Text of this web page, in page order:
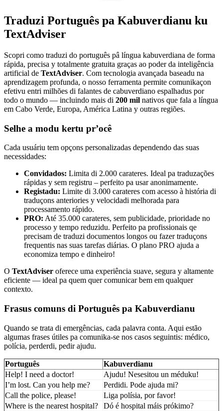
Traduzi Português pa Kabuverdianu ku
TextAdviser
Scopri como traduzi do português pâ língua kabuverdiana de forma
rápida, precisa y totalmente gratuita graças ao poder da inteligência
artificial de TextAdviser. Com tecnologia avançada baseadu na
aprendizagem profunda, o nosso ferramenta permite comunikaçon
efetivu entri milhões di falantes de cabuverdiano espalhadus por
todo o mundo — incluindo mais di 200 mil nativos que fala a língua
em Cabo Verde, Europa, América Latina y outras regiões.
Selhe a modu kertu pr’ocê
Cada usuáriu tem opçons personalizadas dependendo das suas
necessidades:
Convidados: Limita di 2.000 carateres. Ideal pa traduzações
rápidas y sem registru – perfeito pa usar anonimamente.
Registadu: Limite di 3.000 carateres com acesso à história di
traduçons anteriories y velocidadi melhorada para
processamento rápido.
PRO: Até 35.000 carateres, sem publicidade, prioridade no
processo y tempo reduzidu. Perfeito pa profissionais qe
precisam de traduzi documentos longos ou fazer traduçons
frequentis nas suas tarefas diárias. O plano PRO ajuda a
economiza tempo e dinheiro!
O TextAdviser oferece uma experiência suave, segura y altamente
eficiente — ideal pa quem quer comunicar bem em qualquer
contexto.
Frasus comuns di Português pa Kabuverdianu
Quando se trata di emergências, cada palavra conta. Aqui estão
algumas frases útiles pa comunika-se nos casos seguintis: médico,
polícia, perderdi, pedir ajudu.
Português
Kabuverdianu
Help! I need a doctor!
Ajudu! Nesesitou un méduku!
I’m lost. Can you help me?
Perdidi. Pode ajuda mi?
Call the police, please!
Liga polísia, por favor!
Where is the nearest hospital?
Dó é hospital máis prókimo?